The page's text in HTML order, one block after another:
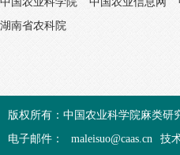
湖南省农科院
版权所有：中国农业科学院麻类研
电子邮件：
maleisuo@caas.cn 技